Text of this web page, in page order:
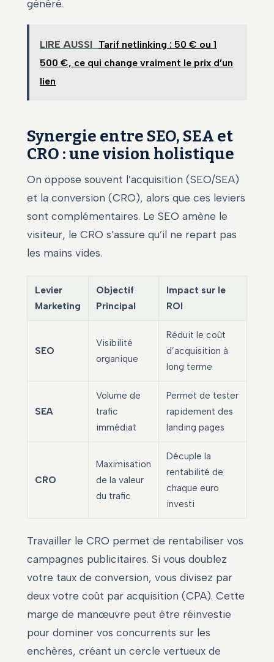
généré.
LIRE AUSSI Tarif netlinking : 50 € ou 1
500 €, ce qui change vraiment le prix d’un
lien
Synergie entre SEO, SEA et
CRO : une vision holistique
On oppose souvent l’acquisition (SEO/SEA)
et la conversion (CRO), alors que ces leviers
sont complémentaires. Le SEO amène le
visiteur, le CRO s’assure qu’il ne repart pas
les mains vides.
Levier
Marketing
Objectif
Principal
Impact sur le
ROI
SEO
Visibilité
organique
Réduit le coût
d’acquisition à
long terme
SEA
Volume de
trafic
immédiat
Permet de tester
rapidement des
landing pages
CRO
Maximisation
de la valeur
du trafic
Décuple la
rentabilité de
chaque euro
investi
Travailler le CRO permet de rentabiliser vos
campagnes publicitaires. Si vous doublez
votre taux de conversion, vous divisez par
deux votre coût par acquisition (CPA). Cette
marge de manœuvre peut être réinvestie
pour dominer vos concurrents sur les
enchères, créant un cercle vertueux de